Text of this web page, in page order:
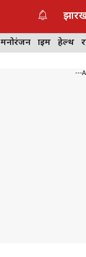
मनोरंजन क्राइम हेल्थ
---